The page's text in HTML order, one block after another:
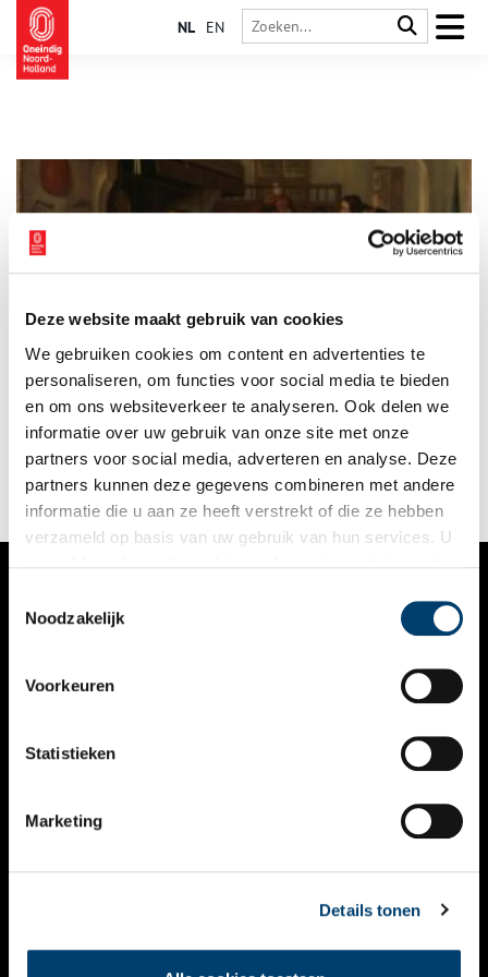
Deze website maakt gebruik van cookies
We gebruiken cookies om content en advertenties te
personaliseren, om functies voor social media te bieden
en om ons websiteverkeer te analyseren. Ook delen we
informatie over uw gebruik van onze site met onze
partners voor social media, adverteren en analyse. Deze
partners kunnen deze gegevens combineren met andere
informatie die u aan ze heeft verstrekt of die ze hebben
verzameld op basis van uw gebruik van hun services. U
Noodzakelijk
Voorkeuren
Statistieken
Marketing
Details tonen
NL EN
‘Siet daer, dat geef ik u’. Met die woorden smeet de dronkenlap
een bosje gras waarmee hij net z’n gat had afgeveegd naar
Weyntje Schouten, de keurige vrouw van de Amsterdamse
koopman Pieter Gerritsz Hooft. Het was op een zomeravond in
1639 en het gebeurde in de tuin van herberg De Hulk bij de
Gaasp.
VERHALEN
KALENDER
THEMA’S
VIDEO’S
CONTACT